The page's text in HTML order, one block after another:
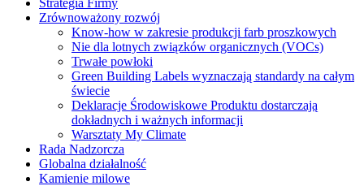
Zrównoważony rozwój
Know-how w zakresie produkcji farb proszkowych
Nie dla lotnych związków organicznych (VOCs)
Trwałe powłoki
Green Building Labels wyznaczają standardy na całym
świecie
Deklaracje Środowiskowe Produktu dostarczają
dokładnych i ważnych informacji
Warsztaty My Climate
Rada Nadzorcza
Globalna działalność
Kamienie milowe